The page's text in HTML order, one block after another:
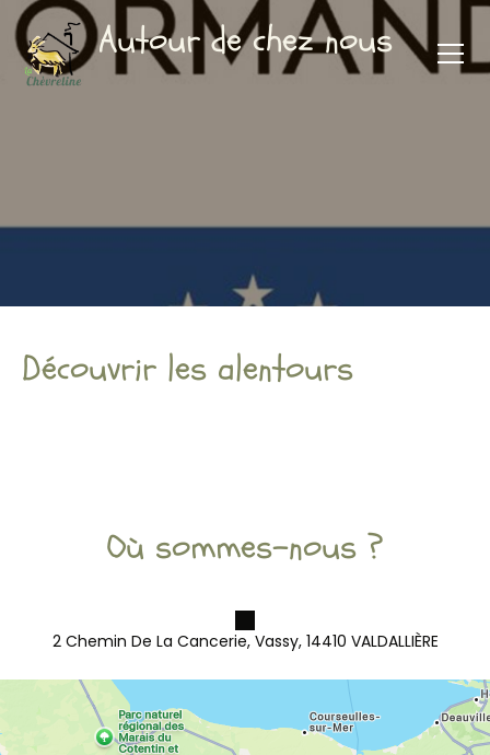
Autour de chez nous
Découvrir les alentours
Où sommes-nous ?
2 Chemin De La Cancerie, Vassy, 14410 VALDALLIÈRE